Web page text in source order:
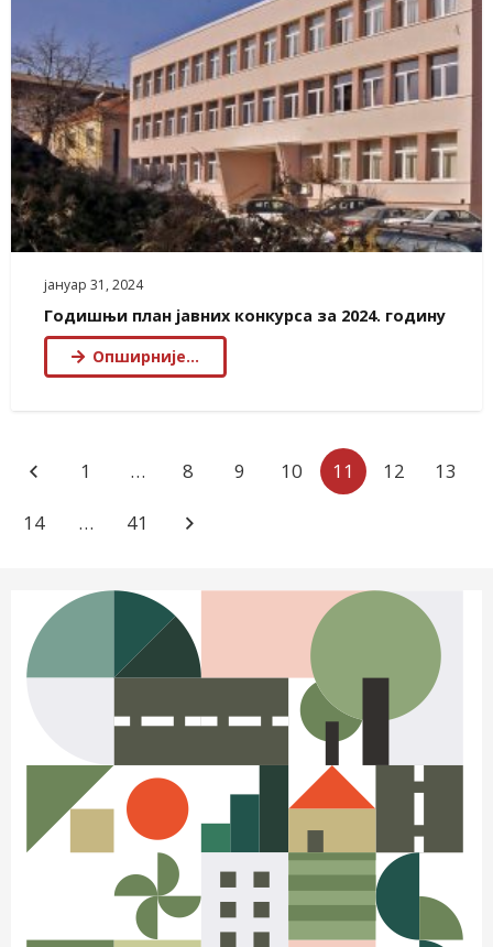
јануар 31, 2024
Годишњи план јавних конкурса за 2024. годину
Опширније…
1 … 8 9 10 11 12 13
14 … 41